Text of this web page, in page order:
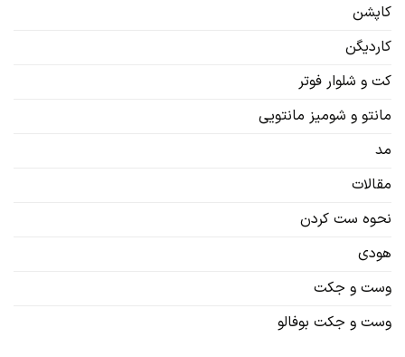
کاپشن
کاردیگن‌
کت و شلوار فوتر
مانتو و شومیز مانتویی
مد
مقالات
نحوه ست کردن
هودی
وست و جکت
وست و جکت بوفالو